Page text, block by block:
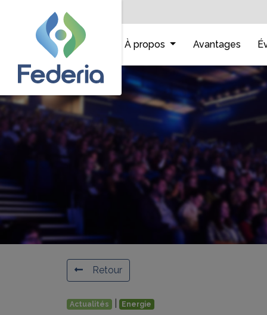
Accueil À propos Avantages
Retour
Actualités | Energie